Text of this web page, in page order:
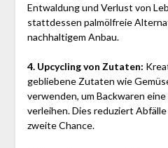
Entwaldung und Verlust von
stattdessen palmölfreie
nachhaltigem Anbau.
4. Upcycling von Zutaten:
gebliebene Zutaten wie
verwenden, um Backwaren
verleihen. Dies reduziert
zweite Chance.